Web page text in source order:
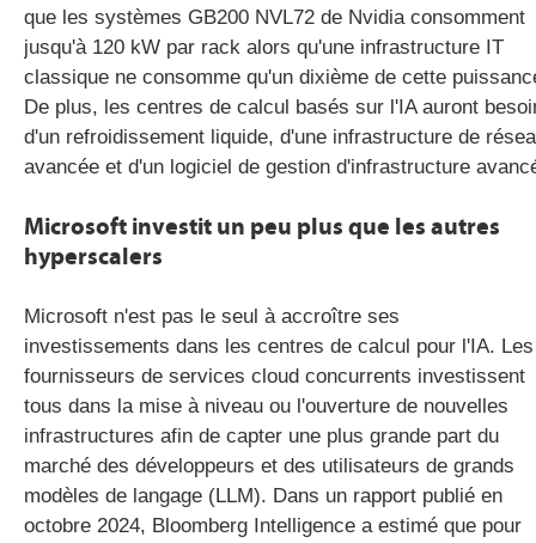
que les systèmes GB200 NVL72 de Nvidia consomment
jusqu'à 120 kW par rack alors qu'une infrastructure IT
classique ne consomme qu'un dixième de cette
De plus, les centres de calcul basés sur l'IA auront
d'un refroidissement liquide, d'une infrastructure de
avancée et d'un logiciel de gestion d'infrastructure
Microsoft investit un peu plus que les autres
hyperscalers
Microsoft n'est pas le seul à accroître ses
investissements dans les centres de calcul pour l'IA. Les
fournisseurs de services cloud concurrents investissent
tous dans la mise à niveau ou l'ouverture de nouvelles
infrastructures afin de capter une plus grande part du
marché des développeurs et des utilisateurs de grands
modèles de langage (LLM). Dans un rapport publié en
octobre 2024, Bloomberg Intelligence a estimé que pour